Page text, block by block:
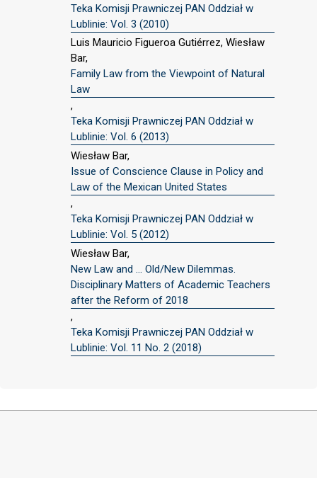
Teka Komisji Prawniczej PAN Oddział w
Lublinie: Vol. 3 (2010)
Luis Mauricio Figueroa Gutiérrez, Wiesław
Bar,
Family Law from the Viewpoint of Natural
Law
,
Teka Komisji Prawniczej PAN Oddział w
Lublinie: Vol. 6 (2013)
Wiesław Bar,
Issue of Conscience Clause in Policy and
Law of the Mexican United States
,
Teka Komisji Prawniczej PAN Oddział w
Lublinie: Vol. 5 (2012)
Wiesław Bar,
New Law and … Old/New Dilemmas.
Disciplinary Matters of Academic Teachers
after the Reform of 2018
,
Teka Komisji Prawniczej PAN Oddział w
Lublinie: Vol. 11 No. 2 (2018)